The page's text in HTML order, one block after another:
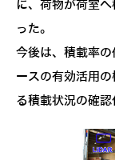
に、荷物が荷室
った。
今後は、積載率
ースの有効活用
る積載状況の確認